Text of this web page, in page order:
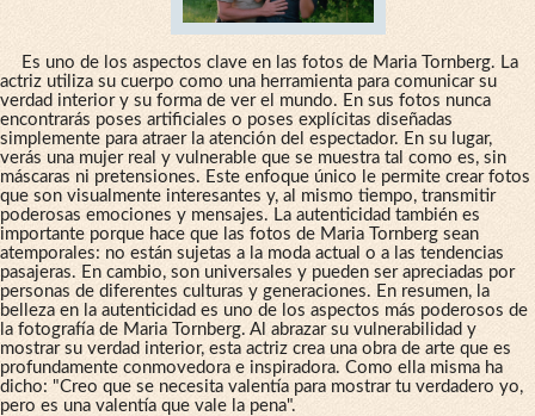
Es uno de los aspectos clave en las fotos de Maria Tornberg. La
actriz utiliza su cuerpo como una herramienta para comunicar su
verdad interior y su forma de ver el mundo. En sus fotos nunca
encontrarás poses artificiales o poses explícitas diseñadas
simplemente para atraer la atención del espectador. En su lugar,
verás una mujer real y vulnerable que se muestra tal como es, sin
máscaras ni pretensiones. Este enfoque único le permite crear fotos
que son visualmente interesantes y, al mismo tiempo, transmitir
poderosas emociones y mensajes. La autenticidad también es
importante porque hace que las fotos de Maria Tornberg sean
atemporales: no están sujetas a la moda actual o a las tendencias
pasajeras. En cambio, son universales y pueden ser apreciadas por
personas de diferentes culturas y generaciones. En resumen, la
belleza en la autenticidad es uno de los aspectos más poderosos de
la fotografía de Maria Tornberg. Al abrazar su vulnerabilidad y
mostrar su verdad interior, esta actriz crea una obra de arte que es
profundamente conmovedora e inspiradora. Como ella misma ha
dicho: "Creo que se necesita valentía para mostrar tu verdadero yo,
pero es una valentía que vale la pena".